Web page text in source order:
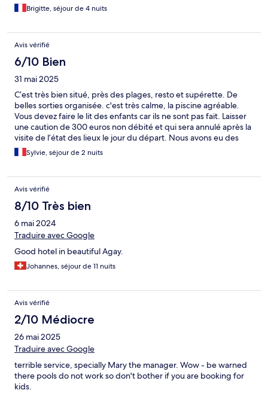
Brigitte, séjour de 4 nuits
Avis vérifié
6/10 Bien
31 mai 2025
C’est très bien situé, près des plages, resto et supérette. De
belles sorties organisée. c'est très calme, la piscine agréable.
Vous devez faire le lit des enfants car ils ne sont pas fait. Laisser
une caution de 300 euros non débité et qui sera annulé après la
visite de l’état des lieux le jour du départ. Nous avons eu des
draps pas très propres on a demandé de nous les échanger cela
a été résolu très rapidement. Plus de savon des mains dans la
désirez demandez le forfait. On nous fournis un rouleau de
papier Wc et éponge et liquide vaisselle. Le petit déjeuner léger
mais à 12,50 euros je pense qu’on a le nécessaire. La dame à
l’épicerie du club très sympathique et agréable
Sylvie, séjour de 2 nuits
Avis vérifié
8/10 Très bien
6 mai 2024
Traduire avec Google
Good hotel in beautiful Agay.
Johannes, séjour de 11 nuits
Avis vérifié
2/10 Médiocre
26 mai 2025
Traduire avec Google
terrible service, specially Mary the manager. Wow - be warned
there pools do not work so don't bother if you are booking for
kids.